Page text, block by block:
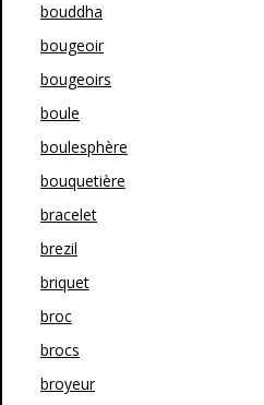
bouddha
bougeoir
bougeoirs
boule
boulesphère
bouquetière
bracelet
brezil
briquet
broc
brocs
broyeur